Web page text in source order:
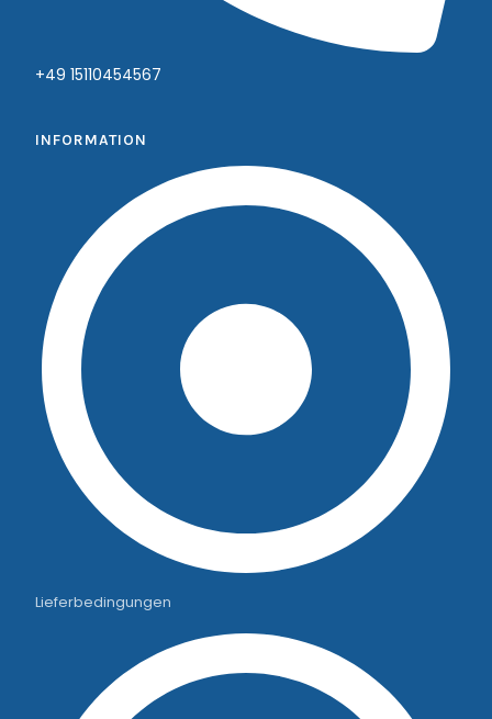
+49 15110454567
INFORMATION
Lieferbedingungen